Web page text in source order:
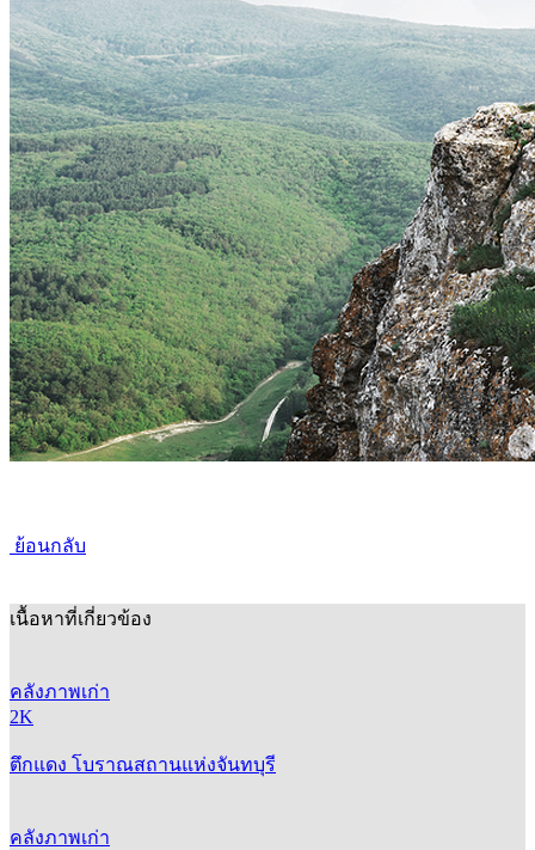
ย้อนกลับ
เนื้อหาที่เกี่ยวข้อง
คลังภาพเก่า
2K
ตึกแดง โบราณสถานแห่งจันทบุรี
คลังภาพเก่า